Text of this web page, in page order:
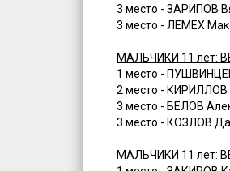
3 место - ЗАРИПОВ
3 место - ЛЕМЕХ
МАЛЬЧИКИ 11 лет:
1 место -
2 место - КИРИЛЛОВ
3 место - БЕЛОВ
3 место - КОЗЛОВ
МАЛЬЧИКИ 11 лет: